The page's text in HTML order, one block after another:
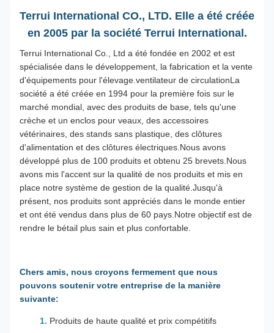
Terrui International CO., LTD. Elle a été créée
en 2005 par la société Terrui International.
Terrui International Co., Ltd a été fondée en 2002 et est
spécialisée dans le développement, la fabrication et la vente
d'équipements pour l'élevage.ventilateur de circulationLa
société a été créée en 1994 pour la première fois sur le
marché mondial, avec des produits de base, tels qu'une
crèche et un enclos pour veaux, des accessoires
vétérinaires, des stands sans plastique, des clôtures
d'alimentation et des clôtures électriques.Nous avons
développé plus de 100 produits et obtenu 25 brevets.Nous
avons mis l'accent sur la qualité de nos produits et mis en
place notre système de gestion de la qualité.Jusqu'à
présent, nos produits sont appréciés dans le monde entier
et ont été vendus dans plus de 60 pays.Notre objectif est de
rendre le bétail plus sain et plus confortable.
Chers amis, nous croyons fermement que nous
pouvons soutenir votre entreprise de la manière
suivante:
Produits de haute qualité et prix compétitifs